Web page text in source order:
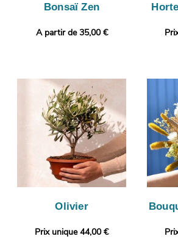
Bonsaï Zen
A partir de 35,00 €
Olivier
Prix unique 44,00 €